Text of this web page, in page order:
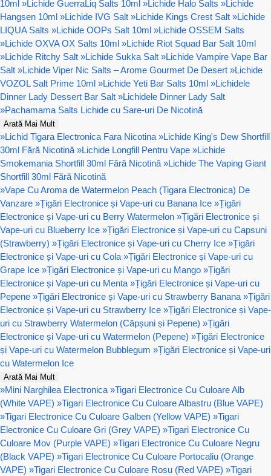
10ml »Lichide GuerraLiq Salts 10ml »Lichide Halo Salts »Lichide
Hangsen 10ml »Lichide IVG Salt »Lichide Kings Crest Salt »Lichide
LIQUA Salts »Lichide OOPs Salt 10ml »Lichide OSSEM Salts
»Lichide OXVA OX Salts 10ml »Lichide Riot Squad Bar Salt 10ml
»Lichide Ritchy Salt »Lichide Sukka Salt »Lichide Vampire Vape Bar
Salt »Lichide Viper Nic Salts – Arome Gourmet De Desert »Lichide
VOZOL Salt Prime 10ml »Lichide Yeti Bar Salts 10ml »Lichidele
Dinner Lady Dessert Bar Salt »Lichidele Dinner Lady Salt
»Pachamama Salts Lichide cu Sare-uri De Nicotină
Arată Mai Mult
»Lichid Tigara Electronica Fara Nicotina »Lichide King's Dew Shortfill
30ml Fără Nicotină »Lichide Longfill Pentru Vape »Lichide
Smokemania Shortfill 30ml Fără Nicotină »Lichide The Vaping Giant
Shortfill 30ml Fără Nicotină
»Vape Cu Aroma de Watermelon Peach (Tigara Electronica) De
Vanzare »Țigări Electronice și Vape-uri cu Banana Ice »Țigări
Electronice și Vape-uri cu Berry Watermelon »Țigări Electronice și
Vape-uri cu Blueberry Ice »Țigări Electronice și Vape-uri cu Capsuni
(Strawberry) »Țigări Electronice și Vape-uri cu Cherry Ice »Țigări
Electronice și Vape-uri cu Cola »Țigări Electronice și Vape-uri cu
Grape Ice »Țigări Electronice și Vape-uri cu Mango »Țigări
Electronice și Vape-uri cu Menta »Țigări Electronice și Vape-uri cu
Pepene »Țigări Electronice și Vape-uri cu Strawberry Banana »Țigări
Electronice și Vape-uri cu Strawberry Ice »Țigări Electronice și Vape-
uri cu Strawberry Watermelon (Căpșuni și Pepene) »Țigări
Electronice și Vape-uri cu Watermelon (Pepene) »Țigări Electronice
și Vape-uri cu Watermelon Bubblegum »Țigări Electronice și Vape-uri
cu Watermelon Ice
Arată Mai Mult
»Mini Narghilea Electronica »Tigari Electronice Cu Culoare Alb
(White VAPE) »Tigari Electronice Cu Culoare Albastru (Blue VAPE)
»Tigari Electronice Cu Culoare Galben (Yellow VAPE) »Tigari
Electronice Cu Culoare Gri (Grey VAPE) »Tigari Electronice Cu
Culoare Mov (Purple VAPE) »Tigari Electronice Cu Culoare Negru
(Black VAPE) »Tigari Electronice Cu Culoare Portocaliu (Orange
VAPE) »Tigari Electronice Cu Culoare Rosu (Red VAPE) »Tigari